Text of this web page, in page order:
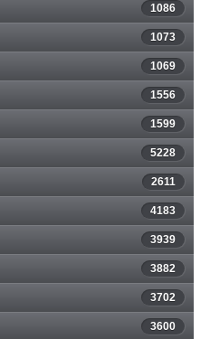
1086
1073
1069
1556
1599
5228
2611
4183
3939
3882
3702
3600